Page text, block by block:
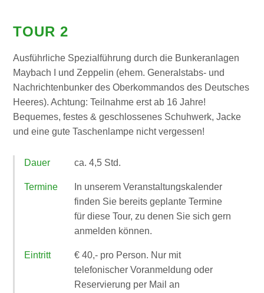
TOUR 2
Ausführliche Spezialführung durch die Bunkeranlagen
Maybach I und Zeppelin (ehem. Generalstabs- und
Nachrichtenbunker des Oberkommandos des Deutsches
Heeres). Achtung: Teilnahme erst ab 16 Jahre!
Bequemes, festes & geschlossenes Schuhwerk, Jacke
und eine gute Taschenlampe nicht vergessen!
Dauer ca. 4,5 Std.
Termine
In unserem Veranstaltungskalender
finden Sie bereits geplante Termine
für diese Tour, zu denen Sie sich gern
anmelden können.
Eintritt
€ 40,- pro Person. Nur mit
telefonischer Voranmeldung oder
Reservierung per Mail an